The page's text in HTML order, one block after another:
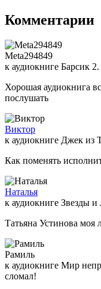
Комментарии
Meta294849
к аудиокниге Барсик
Хорошая аудиокнига
послушать
Виктор
к аудиокниге Джек из
Как поменять
Наталья
к аудиокниге Звезды
Татьяна Устинова моя
Рамиль
к аудиокниге Мир
сломал!